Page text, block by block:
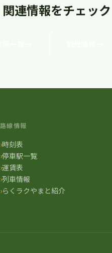
関連情報をチェック
路線情報
時刻表
停車駅一覧
運賃表
列車情報
らくラクやまと紹介